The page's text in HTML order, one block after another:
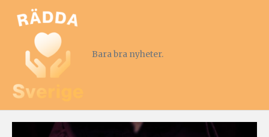
Bara bra nyheter.